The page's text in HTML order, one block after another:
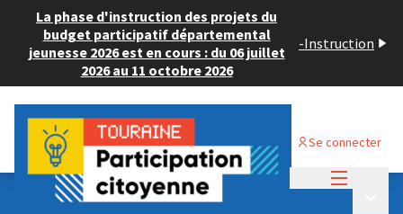
La phase d'instruction des projets du
budget participatif départemental
jeunesse 2026 est en cours : du 06 juillet
2026 au 11 octobre 2026
-Instruction
Se connecter
Budget Participatif ADULTE 2024
💡 Déposer un projet